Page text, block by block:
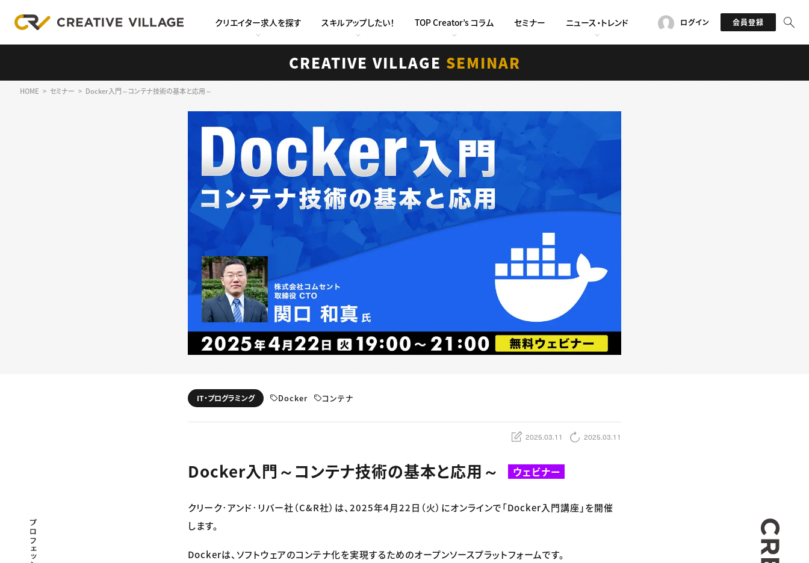
クリエイター求人を探す スキルアップしたい！ TOP Creator’s コラム セミナー ニュース・トレンド ログイン 会員登録
CREATIVE VILLAGE SEMINAR
HOME セミナー Docker入門～コンテナ技術の基本と応用～
プロフェッショナル×つながる×メディア
IT・プログラミング Docker コンテナ
2025.03.11 2025.03.11
Docker入門～コンテナ技術の基本と応用～ ウェビナー
クリーク･アンド･リバー社（C&R社）は、2025年4月22日（火）にオンラインで「Docker入門講座」を開催
します。
Dockerは、ソフトウェアのコンテナ化を実現するためのオープンソースプラットフォームです。